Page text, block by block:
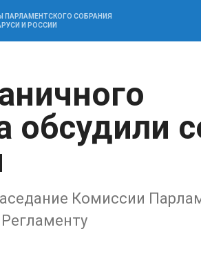
ПАРЛАМЕНТСКОГО СОБРАНИЯ
И РОССИИ
обсудили
Комиссии